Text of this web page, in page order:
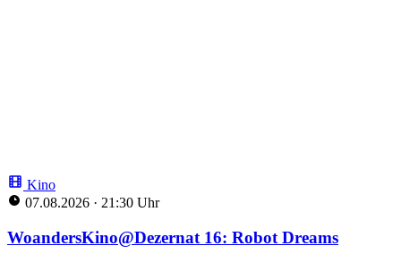
Kino
07.08.2026 · 21:30 Uhr
WoandersKino@Dezernat 16: Robot Dreams